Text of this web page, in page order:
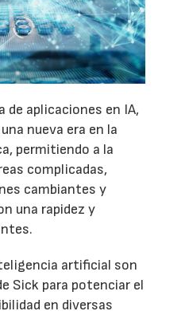
de aplicaciones en IA,
nueva era en la
permitiendo a la
complicadas,
cambiantes y
una rapidez y
artificial son
Sick para potenciar el
en diversas